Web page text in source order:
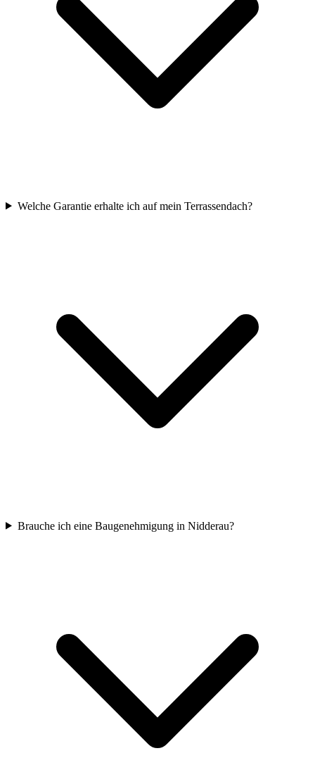
Welche Garantie erhalte ich auf mein Terrassendach?
Brauche ich eine Baugenehmigung in Nidderau?